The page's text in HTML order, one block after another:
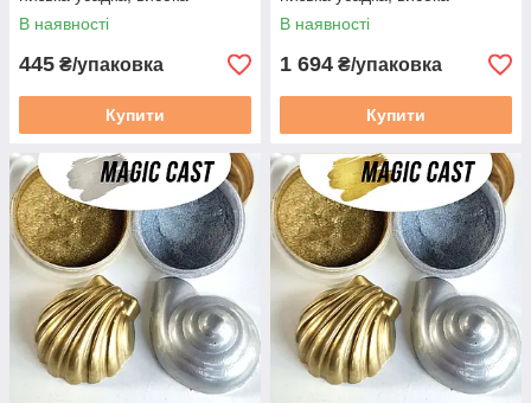
зносостійкість. Уп. зразок 300
гВ наявності
445 ₴/упаковка
Купити
зносостійкість. Уп. заводська
1,2 кг
В наявності
1 694 ₴/упаковка
Купити